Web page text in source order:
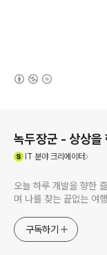
녹두장군 - 상상을
IT 분야 크리에이터
오늘 하루 개발을 향한
며 나를 찾는 끝없는 여
구독하기